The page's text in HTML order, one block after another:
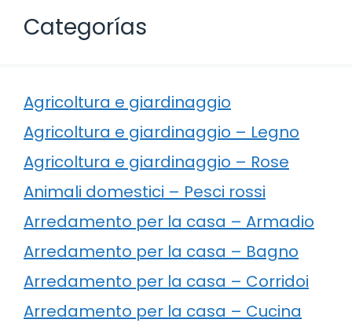
Categorías
Agricoltura e giardinaggio
Agricoltura e giardinaggio – Legno
Agricoltura e giardinaggio – Rose
Animali domestici – Pesci rossi
Arredamento per la casa – Armadio
Arredamento per la casa – Bagno
Arredamento per la casa – Corridoi
Arredamento per la casa – Cucina